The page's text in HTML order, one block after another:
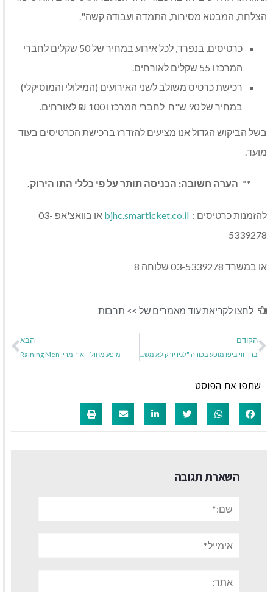
הצלחה, המבטא מסירות, התמדה ועבודה קשה".
כרטיסים, בנפרד, לכל אירוע במחיר של 50 שקלים לחברי
המרכז ו 55 שקלים לאורחים.
רכישת כרטיס משולב לשני האירועים (המילולי והמוסיקלי)
במחיר של 90 ש"ח לחברי המרכז ו 100 ₪ לאורחים.
בשל הביקוש הגדול אנו מציעים להזדרז ברכישת הכרטיסים בעוד
מועד.
** הערה חשובה: הכניסה תותר על פי כללי התו הירוק.
להזמנות כרטיסים :
או בוואצ'אפ 03-
5339278
או במשרד 03-5339278 שלוחה 8
לחצו לקריאת עוד מאמרים של >> תרבות
הקודם הבא
מופע מחול – אור מרין Raining Men
שתפו את הפוסט
השארת תגובה